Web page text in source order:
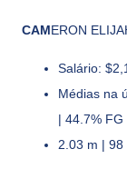
CAMERON
Salário:
Médias na
| 44.7%
2.03 m |